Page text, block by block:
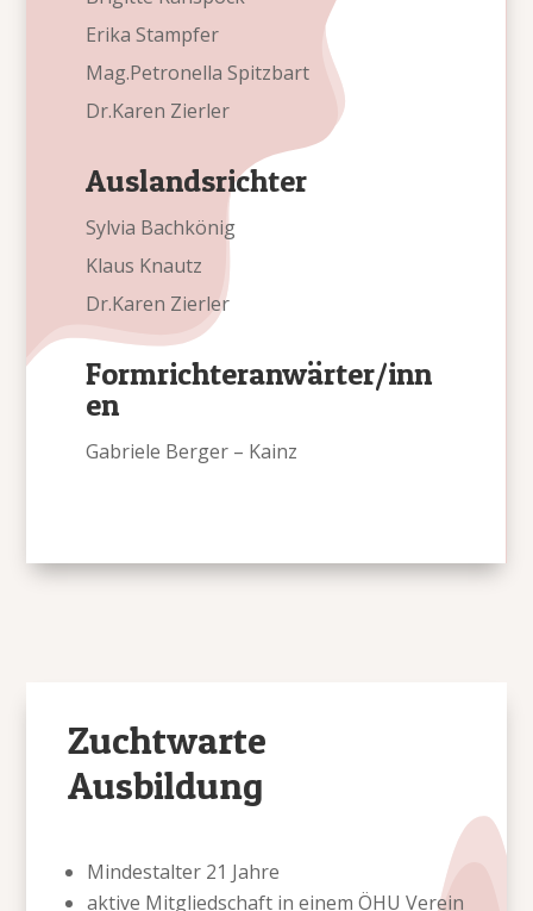
Erika Stampfer
Mag.Petronella Spitzbart
Dr.Karen Zierler
Auslandsrichter
Sylvia Bachkönig
Klaus Knautz
Dr.Karen Zierler
Formrichteranwärter/inn
en
Gabriele Berger – Kainz
Zuchtwarte
Ausbildung
Mindestalter 21 Jahre
aktive Mitgliedschaft in einem ÖHU Verein